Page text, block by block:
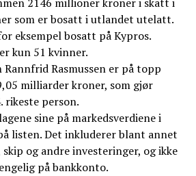
2146 millioner kroner i skatt i
som er bosatt i utlandet utelatt.
eksempel bosatt på Kypros.
kun 51 kvinner.
Rasmussen er på topp
milliarder kroner, som gjør
rikeste person.
sine på markedsverdiene i
listen. Det inkluderer blant annet
skip og andre investeringer, og ikke
på bankkonto.